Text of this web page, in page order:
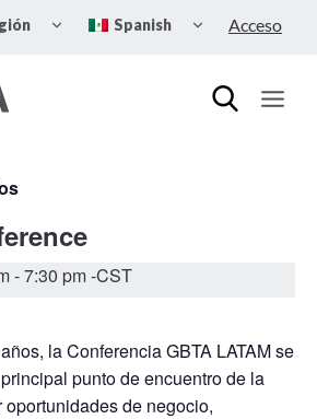
TOGGLE
CHILD
Spanish
CHILDAcceso
-7:30 pm-CST
la Conferencia GBTA LATAM se
punto de encuentro de la
de negocio,